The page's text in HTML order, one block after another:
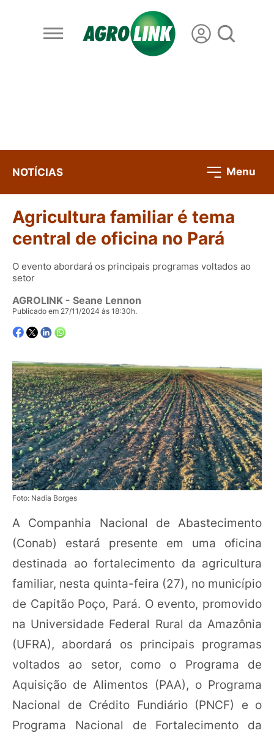
NOTÍCIAS Menu
Agricultura familiar é tema
central de oficina no Pará
O evento abordará os principais programas voltados ao
setor
AGROLINK - Seane Lennon
Publicado em 27/11/2024 às 18:30h.
Foto: Nadia Borges
A Companhia Nacional de Abastecimento
(Conab) estará presente em uma oficina
destinada ao fortalecimento da agricultura
familiar, nesta quinta-feira (27), no município
de Capitão Poço, Pará. O evento, promovido
na Universidade Federal Rural da Amazônia
(UFRA), abordará os principais programas
voltados ao setor, como o Programa de
Aquisição de Alimentos (PAA), o Programa
Nacional de Crédito Fundiário (PNCF) e o
Programa Nacional de Fortalecimento da